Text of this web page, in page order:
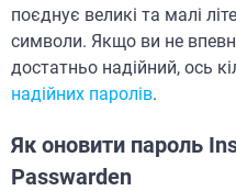
поєднує великі та малі
символи. Якщо ви не
достатньо надійний, ось
надійних паролів.
Як оновити пароль
Passwarden